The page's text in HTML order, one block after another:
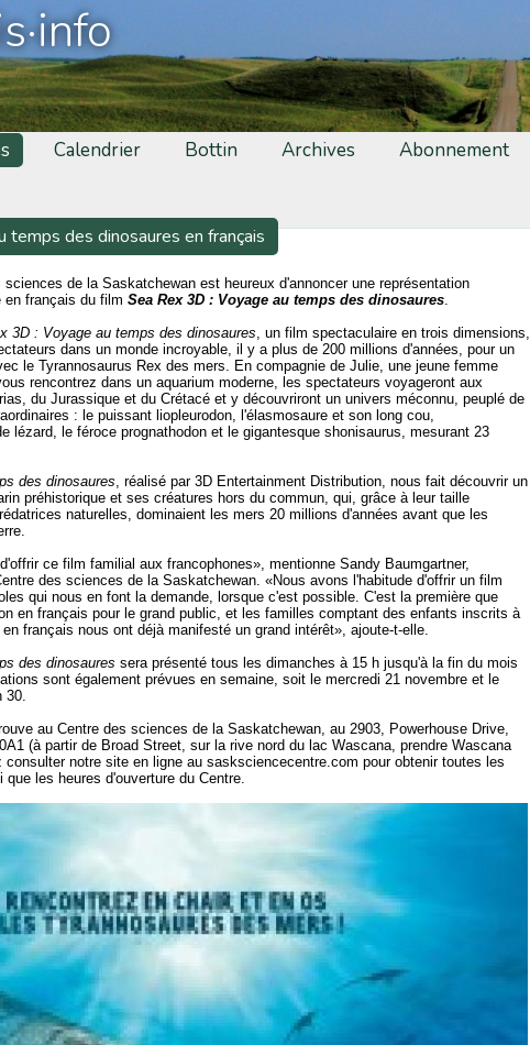
Calendrier Bottin Archives Abonnement
temps des dinosaures en français
sciences de la Saskatchewan est heureux d'annoncer une représentation
en français du film Sea Rex 3D : Voyage au temps des dinosaures.
3D : Voyage au temps des dinosaures, un film spectaculaire en trois dimensions,
dans un monde incroyable, il y a plus de 200 millions d'années, pour un
le Tyrannosaurus Rex des mers. En compagnie de Julie, une jeune femme
rencontrez dans un aquarium moderne, les spectateurs voyageront aux
du Jurassique et du Crétacé et y découvriront un univers méconnu, peuplé de
: le puissant liopleurodon, l'élasmosaure et son long cou,
lézard, le féroce prognathodon et le gigantesque shonisaurus, mesurant 23
des dinosaures, réalisé par 3D Entertainment Distribution, nous fait découvrir un
préhistorique et ses créatures hors du commun, qui, grâce à leur taille
naturelles, dominaient les mers 20 millions d'années avant que les
ce film familial aux francophones», mentionne Sandy Baumgartner,
des sciences de la Saskatchewan. «Nous avons l'habitude d'offrir un film
qui nous en font la demande, lorsque c'est possible. C'est la première que
en français pour le grand public, et les familles comptant des enfants inscrits à
français nous ont déjà manifesté un grand intérêt», ajoute-t-elle.
des dinosaures sera présenté tous les dimanches à 15 h jusqu'à la fin du mois
sont également prévues en semaine, soit le mercredi 21 novembre et le
30.
au Centre des sciences de la Saskatchewan, au 2903, Powerhouse Drive,
(à partir de Broad Street, sur la rive nord du lac Wascana, prendre Wascana
consulter notre site en ligne au sasksciencecentre.com pour obtenir toutes les
que les heures d'ouverture du Centre.